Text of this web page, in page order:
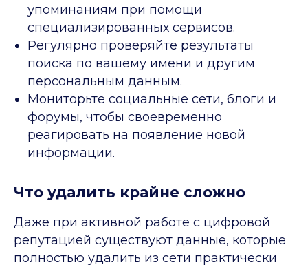
упоминаниям при помощи
специализированных сервисов.
Регулярно проверяйте результаты
поиска по вашему имени и другим
персональным данным.
Мониторьте социальные сети, блоги и
форумы, чтобы своевременно
реагировать на появление новой
информации.
Что удалить крайне сложно
Даже при активной работе с цифровой
репутацией существуют данные, которые
полностью удалить из сети практически